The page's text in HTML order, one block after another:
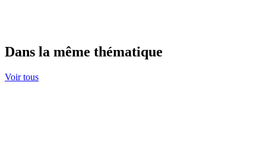
Dans la même thématique
Voir tous